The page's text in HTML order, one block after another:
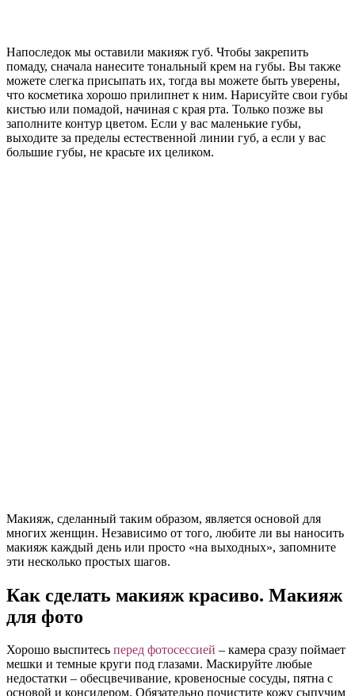
Напоследок мы оставили макияж губ. Чтобы закрепить
помаду, сначала нанесите тональный крем на губы. Вы также
можете слегка присыпать их, тогда вы можете быть уверены,
что косметика хорошо прилипнет к ним. Нарисуйте свои губы
кистью или помадой, начиная с края рта. Только позже вы
заполните контур цветом. Если у вас маленькие губы,
выходите за пределы естественной линии губ, а если у вас
большие губы, не красьте их целиком.
Макияж, сделанный таким образом, является основой для
многих женщин. Независимо от того, любите ли вы наносить
макияж каждый день или просто «на выходных», запомните
эти несколько простых шагов.
Как сделать макияж красиво. Макияж
для фото
Хорошо выспитесь перед фотосессией – камера сразу поймает
мешки и темные круги под глазами. Маскируйте любые
недостатки – обесцвечивание, кровеносные сосуды, пятна с
основой и консилером. Обязательно почистите кожу сыпучим